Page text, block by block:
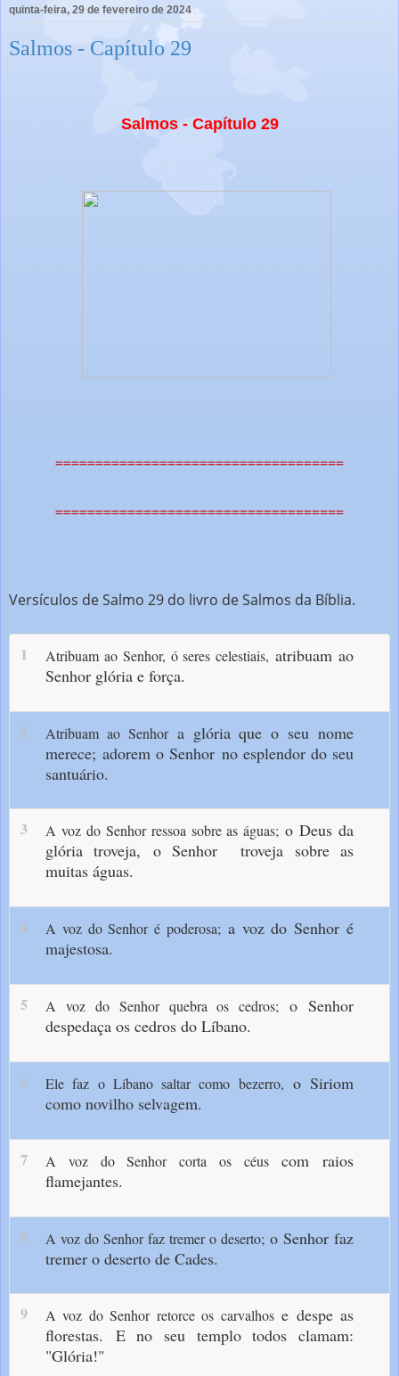
quinta-feira, 29 de fevereiro de 2024
Salmos - Capítulo 29
Salmos - Capítulo 29
====================================
====================================
Versículos de Salmo 29 do livro de Salmos da Bíblia.
1 Atribuam ao Senhor, ó seres celestiais,atribuam ao
Senhor glória e força.
2 Atribuam ao Senhor a glória que o seu nome
merece;adorem o Senhor no esplendor do seu
santuário.
3 A voz do Senhor ressoa sobre as águas;o Deus da
glória troveja, o Senhor troveja sobre as
muitas águas.
4 A voz do Senhor é poderosa; a voz do Senhor é
majestosa.
5 A voz do Senhor quebra os cedros;o Senhor
despedaça os cedros do Líbano.
6 Ele faz o Líbano saltar como bezerro, o Siriom
como novilho selvagem.
7 A voz do Senhor corta os céuscom raios
flamejantes.
8 A voz do Senhor faz tremer o deserto; o Senhor faz
tremer o deserto de Cades.
9 A voz do Senhor retorce os carvalhose despe as
florestas. E no seu templo todos clamam:
"Glória!"